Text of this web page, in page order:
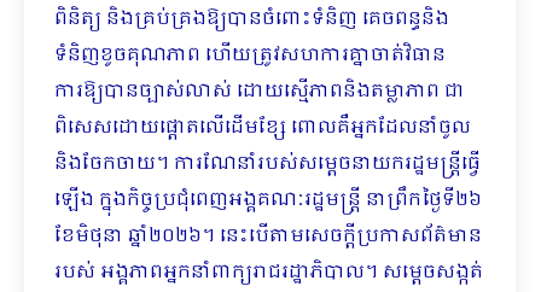
ពិនិត្យ និងគ្រប់គ្រងឱ្យបានចំពោះទំនិញ គេចពន្ធនិង
ទំនិញខូចគុណភាព ហើយត្រូវសហការគ្នាចាត់វិធាន
ការឱ្យបានច្បាស់លាស់ ដោយស្មើភាពនិងតម្លាភាព ជា
ពិសេសដោយផ្តោតលើដើមខ្សែ ពោលគឺអ្នកដែលនាំចូល
និងចែកចាយ។ ការណែនាំរបស់សម្តេចនាយករដ្ឋមន្ត្រីធ្វើ
ឡើង ក្នុងកិច្ចប្រជុំពេញអង្គគណៈរដ្ឋមន្រ្តី នាព្រឹកថ្ងៃទី២៦
ខែមិថុនា ឆ្នាំ២០២៦។ នេះបើតាមសេចក្តីប្រកាសព័ត៌មាន
របស់ អង្គភាពអ្នកនាំពាក្យរាជរដ្ឋាភិបាល។ សម្តេចសង្កត់